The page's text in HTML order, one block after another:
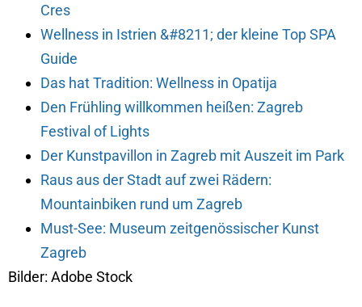
Cres
Wellness in Istrien &#8211; der kleine Top SPA
Guide
Das hat Tradition: Wellness in Opatija
Den Frühling willkommen heißen: Zagreb
Festival of Lights
Der Kunstpavillon in Zagreb mit Auszeit im Park
Raus aus der Stadt auf zwei Rädern:
Mountainbiken rund um Zagreb
Must-See: Museum zeitgenössischer Kunst
Zagreb
Bilder: Adobe Stock